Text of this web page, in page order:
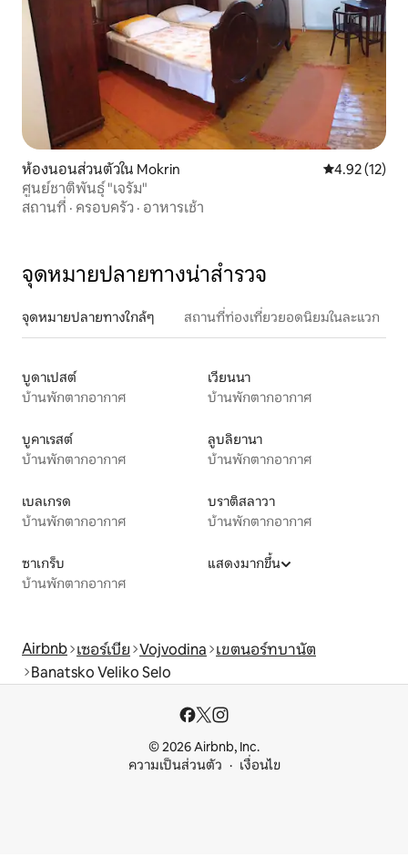
ห้องนอนส่วนตัวใน Mokrin คะแนนเฉลี่ย
4.92 (12)
ศูนย์ชาติพันธุ์ "เจรัม"
สถานที่ · ครอบครัว · อาหารเช้า
จุดหมายปลายทางน่าสำรวจ
จุดหมายปลายทางใกล้ๆ สถานที่ท่องเที่ยวยอดนิยมในละแวก
บูดาเปสต์
บ้านพักตากอากาศ
เวียนนา
บ้านพักตากอากาศ
บูคาเรสต์
บ้านพักตากอากาศ
ลูบลิยานา
บ้านพักตากอากาศ
เบลเกรด
บ้านพักตากอากาศ
บราติสลาวา
บ้านพักตากอากาศ
ซาเกร็บ
บ้านพักตากอากาศ
แสดงมากขึ้น
Airbnb เซอร์เบีย Vojvodina เขตนอร์ทบานัต
Banatsko Veliko Selo
© 2026 Airbnb, Inc.
ความเป็นส่วนตัว
เงื่อนไข